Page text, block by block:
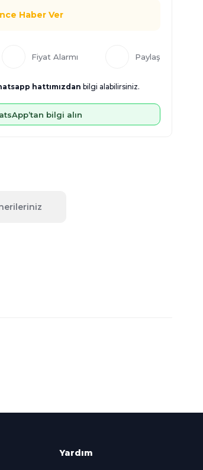
Haber Ver
Fiyat Alarmı Paylaş
hattımızdan bilgi alabilirsiniz.
bilgi alın
Yardım